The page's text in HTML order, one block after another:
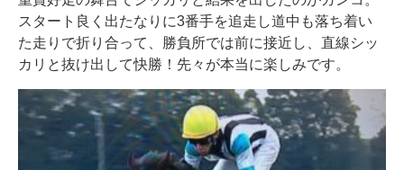
スタート良く出たなりに3番手を追走し道中も落ち着い
た走りで折り合って、勝負所では前に接近し、直線シッ
カリと抜け出して快勝！先々が本当に楽しみです。